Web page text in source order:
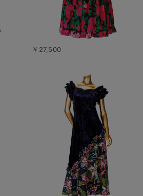
￥27,500